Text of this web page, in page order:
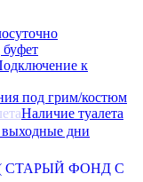
к
под грим/костюм
Наличие туалета
дни